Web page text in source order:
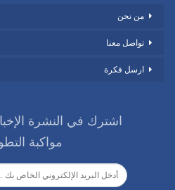
من نحن
تواصل معنا
ارسل فكرة
اشترك في النشرة
مواكبة